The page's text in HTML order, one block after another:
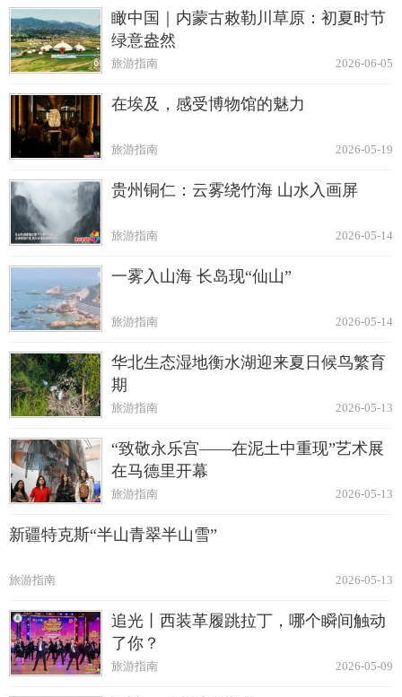
瞰中国｜内蒙古敕勒川草原：初夏时节
绿意盎然
2026-06-05
旅游指南
在埃及，感受博物馆的魅力
2026-05-19
旅游指南
贵州铜仁：云雾绕竹海 山水入画屏
2026-05-14
旅游指南
一雾入山海 长岛现“仙山”
2026-05-14
旅游指南
华北生态湿地衡水湖迎来夏日候鸟繁育
期
2026-05-13
旅游指南
“致敬永乐宫——在泥土中重现”艺术展
在马德里开幕
2026-05-13
旅游指南
新疆特克斯“半山青翠半山雪”
2026-05-13
旅游指南
追光丨西装革履跳拉丁，哪个瞬间触动
了你？
2026-05-09
旅游指南